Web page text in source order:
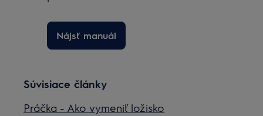
Nájsť manuál
Súvisiace články
Práčka - Ako vymeniť ložisko